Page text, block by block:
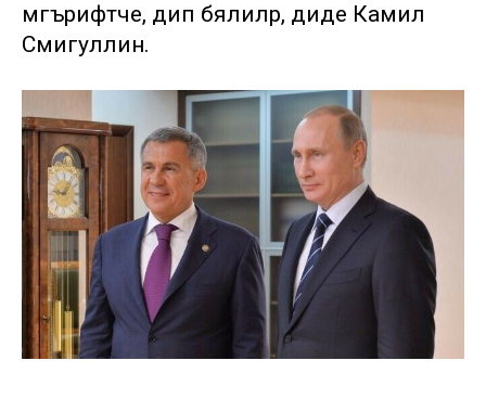
мәгърифәтче, дип бәялиләр, диде Камил
Сәмигуллин.